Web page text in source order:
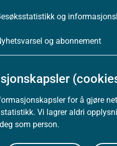
for å gjøre
Vi lagrer aldri
som person.
og
og abonnement
Følg oss: